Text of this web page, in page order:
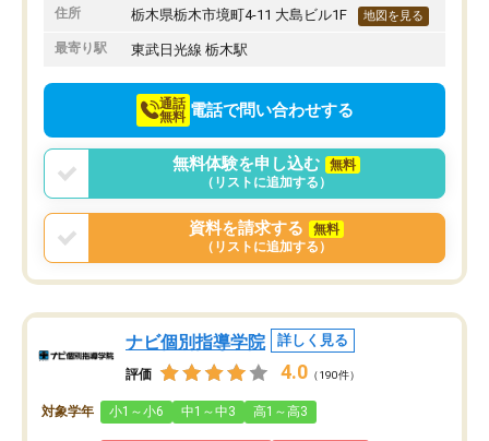
ていますが、それを加味しても通って
塾だと思います。
住所 栃木県栃木市境町4-11 大島ビル1F 地図を見る
最寄り駅 東武日光線 栃木駅
通話
無料 電話で問い合わせする
無料体験を申し込む
無料
（リストに追加する）
資料を請求する
無料
（リストに追加する）
ナビ個別指導学院 詳しく見る
評価 4.0 （190件）
対象学年 小1～小6 中1～中3 高1～高3